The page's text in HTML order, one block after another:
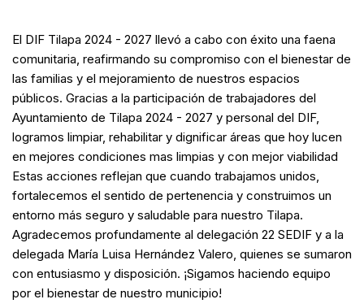
El DIF Tilapa 2024 - 2027 llevó a cabo con éxito una faena
comunitaria, reafirmando su compromiso con el bienestar de
las familias y el mejoramiento de nuestros espacios
públicos. Gracias a la participación de trabajadores del
Ayuntamiento de Tilapa 2024 - 2027 y personal del DIF,
logramos limpiar, rehabilitar y dignificar áreas que hoy lucen
en mejores condiciones mas limpias y con mejor viabilidad
Estas acciones reflejan que cuando trabajamos unidos,
fortalecemos el sentido de pertenencia y construimos un
entorno más seguro y saludable para nuestro Tilapa.
Agradecemos profundamente al delegación 22 SEDIF y a la
delegada María Luisa Hernández Valero, quienes se sumaron
con entusiasmo y disposición. ¡Sigamos haciendo equipo
por el bienestar de nuestro municipio!